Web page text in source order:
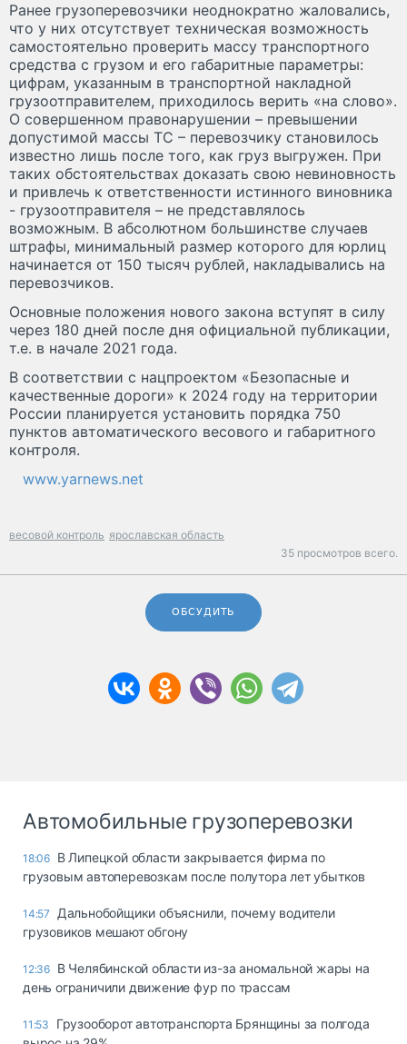
Ранее грузоперевозчики неоднократно жаловались,
что у них отсутствует техническая возможность
самостоятельно проверить массу транспортного
средства с грузом и его габаритные параметры:
цифрам, указанным в транспортной накладной
грузоотправителем, приходилось верить «на слово».
О совершенном правонарушении – превышении
допустимой массы ТС – перевозчику становилось
известно лишь после того, как груз выгружен. При
таких обстоятельствах доказать свою невиновность
и привлечь к ответственности истинного виновника
- грузоотправителя – не представлялось
возможным. В абсолютном большинстве случаев
штрафы, минимальный размер которого для юрлиц
начинается от 150 тысяч рублей, накладывались на
перевозчиков.
Основные положения нового закона вступят в силу
через 180 дней после дня официальной публикации,
т.е. в начале 2021 года.
В соответствии с нацпроектом «Безопасные и
качественные дороги» к 2024 году на территории
России планируется установить порядка 750
пунктов автоматического весового и габаритного
контроля.
www.yarnews.net
весовой контроль ярославская область
35 просмотров всего.
ОБСУДИТЬ
Автомобильные грузоперевозки
18:06 В Липецкой области закрывается фирма по
грузовым автоперевозкам после полутора лет убытков
14:57
Дальнобойщики объяснили, почему водители
грузовиков мешают обгону
12:36 В Челябинской области из-за аномальной жары на
день ограничили движение фур по трассам
11:53
Грузооборот автотранспорта Брянщины за полгода